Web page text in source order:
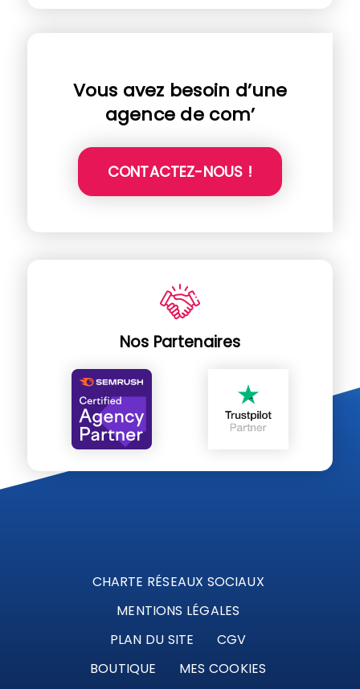
Vous avez besoin d’une
agence de com’
CONTACTEZ-NOUS !
Nos Partenaires
CHARTE RÉSEAUX SOCIAUX
MENTIONS LÉGALES
PLAN DU SITE
CGV
BOUTIQUE
MES COOKIES